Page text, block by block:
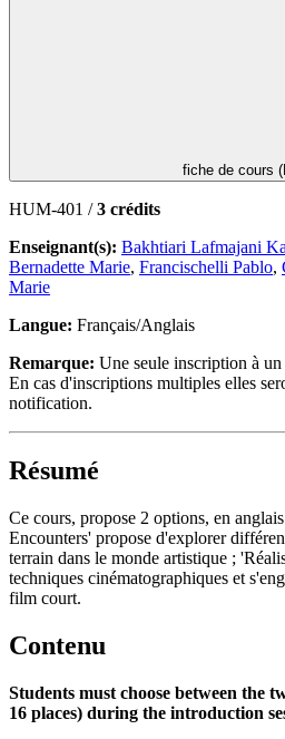
fiche de cours
HUM-401 /3 crédits
Enseignant(s): Bakhtiari Lafmajani
Bernadette Marie, Francischelli Pablo,
Marie
Langue: Français/Anglais
Remarque: Une seule inscription à
En cas d'inscriptions multiples elles
notification.
Résumé
Ce cours, propose 2 options, en
Encounters' propose d'explorer
terrain dans le monde artistique ;
techniques cinématographiques et
film court.
Contenu
Students must choose between the
16 places) during the introduction